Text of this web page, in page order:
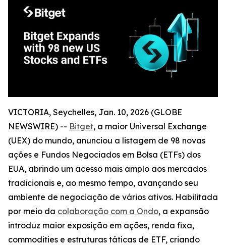
VICTORIA, Seychelles, Jan. 10, 2026 (GLOBE
NEWSWIRE) -- Bitget, a maior Universal Exchange
(UEX) do mundo, anunciou a listagem de 98 novas
ações e Fundos Negociados em Bolsa (ETFs) dos
EUA, abrindo um acesso mais amplo aos mercados
tradicionais e, ao mesmo tempo, avançando seu
ambiente de negociação de vários ativos. Habilitada
por meio da colaboração com a Ondo, a expansão
introduz maior exposição em ações, renda fixa,
commodities e estruturas táticas de ETF, criando